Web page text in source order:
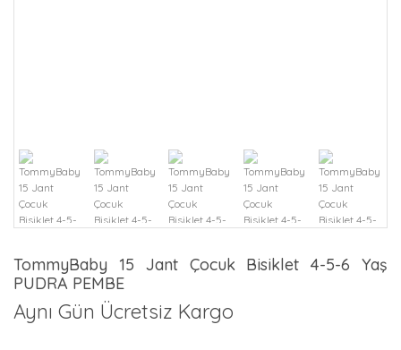
TommyBaby 15 Jant Çocuk Bisiklet 4-5-6 Yaş
PUDRA PEMBE
Aynı Gün Ücretsiz Kargo